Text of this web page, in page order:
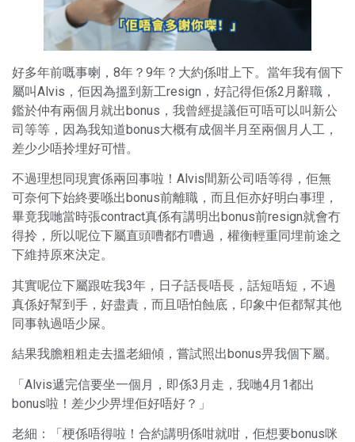
好多年前嘅事喇，8年？9年？大約係咁上下。當年我有個下
屬叫Alvis，佢因為搵到新工resign，好記得佢係2月辭職，
鑑於仲有兩個月就出bonus，我曾經提議佢可唔可以叫新公
司等等，因為我知道bonus大概有成個半月至兩個月人工，
差少少唔拎埋好可惜。
不過理想同現實係兩回事啦！Alvis間新公司唔等得，佢無
可奈何下始終要喺出bonus前離職，而且佢亦好明白事理，
畢竟我哋當時張contract真係有講明出bonus前resign就會冇
得拎，所以呢位下屬直頭嘈都冇嘈過，權衡輕重同埋前途之
下維持原來決定。
其實呢位下屬跟咗我3年，日子話長唔長，話短唔短，不過
真係好幫到手，好盡責，而且唔怕蝕底，印象中佢都幫其他
同事執過唔少屎。
結果我膽粗粗走去搵老細傾，嘗試照出bonus畀我個下屬。
「Alvis遞完信要坐一個月，即係3月走，我哋4月1都出
bonus啦！差少少畀埋佢好唔好？」
老細：「梗係唔得啦！合約講明係咁就咁，佢想要bonus咪